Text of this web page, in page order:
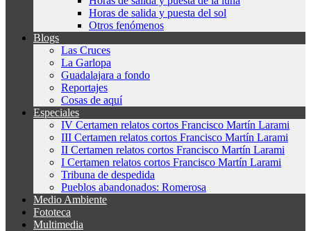
Horas de salida y puesta del sol
Otros fenómenos
Blogs
Las Cruces
La Garlopa
Guadalajara a fondo
Reportajes
Cosas de aquí
Especiales
IV Certamen relatos cortos Francisco Martín Larami
III Certamen relatos cortos Francisco Martín Larami
II Certamen relatos cortos Francisco Martín Larami
I Certamen relatos cortos Francisco Martín Larami
Tribuna de despedida
Pueblos abandonados: Romerosa
Medio Ambiente
Fototeca
Multimedia